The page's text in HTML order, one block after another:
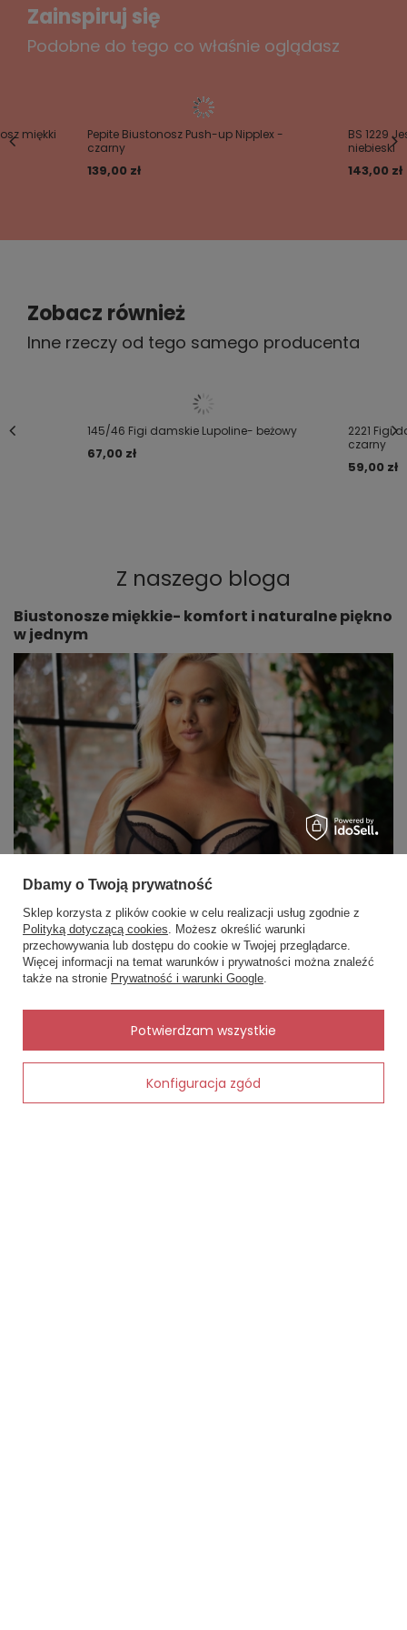
Dodaj do koszyka
zapięcie na haftki z tyłu gwarantuje wygodę noszenia.
Na środku znajduje się mała dekoracyjna kokardka,
która dodaje uroku.
Twój email
Zainspiruj się
Podobne do tego co właśnie oglądasz
miękki
Pepite Biustonosz Push-up Nipplex -
czarny
139,00 zł
BS 1229
niebieski
143,00 zł
Zobacz również
Inne rzeczy od tego samego producenta
145/46 Figi damskie Lupoline- beżowy
67,00 zł
2221 Figi
czarny
59,00 zł
Z naszego bloga
Biustonosze miękkie- komfort i naturalne piękno
w jednym
Wybór odpowiedniego biustonosza to klucz do komfortu i
📏 Pomóc dobrać
rozmiar?
Podaj obwód pod biustem i w
biuście, a dobiorę rozmiar.
Dbamy o Twoją prywatność
Sklep korzysta z plików cookie w celu realizacji usług zgodnie z
Polityką dotyczącą cookies. Możesz określić warunki
przechowywania lub dostępu do cookie w Twojej przeglądarce.
Więcej informacji na temat warunków i prywatności można znaleźć
także na stronie Prywatność i warunki Google.
Konfiguracja zgód
Potwierdzam wszystkie